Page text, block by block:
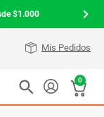
$1.000
Mis Pedidos
0